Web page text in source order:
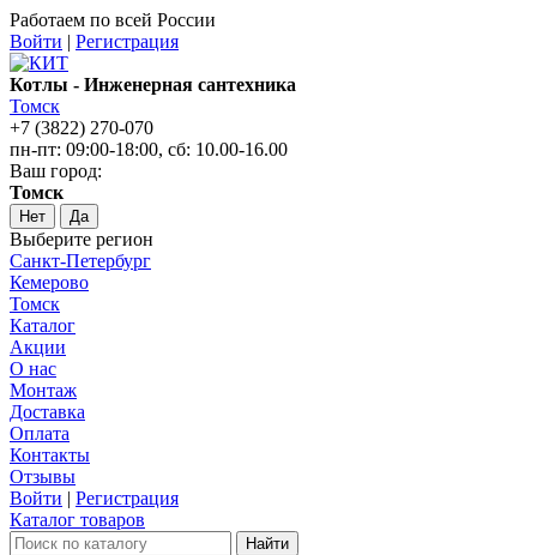
Работаем по всей России
Войти | Регистрация
Котлы - Инженерная сантехника
Томск
+7 (3822) 270-070
пн-пт: 09:00-18:00, сб: 10.00-16.00
Ваш город:
Томск
Нет Да
Выберите регион
Санкт-Петербург
Кемерово
Томск
Каталог
Акции
О нас
Монтаж
Доставка
Оплата
Контакты
Отзывы
Войти | Регистрация
Каталог товаров